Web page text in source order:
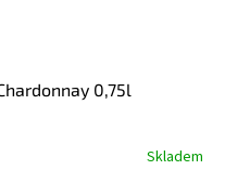
0,75l
Skladem